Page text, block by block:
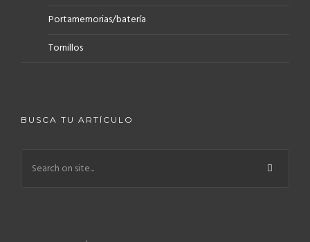
Portamemorias/batería
Tornillos
BUSCA TU ARTÍCULO